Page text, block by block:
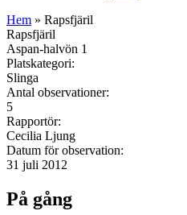
Hem » Rapsfjäril
Rapsfjäril
Aspan-halvön 1
Platskategori:
Slinga
Antal observationer:
5
Rapportör:
Cecilia Ljung
Datum för observation:
31 juli 2012
På gång